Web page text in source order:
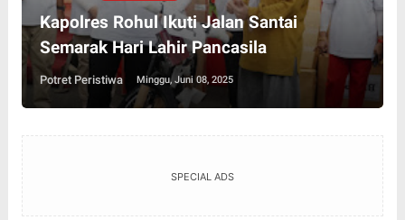
Kapolres Rohul Ikuti Jalan Santai
Semarak Hari Lahir Pancasila
Potret Peristiwa Minggu, Juni 08, 2025
SPECIAL ADS